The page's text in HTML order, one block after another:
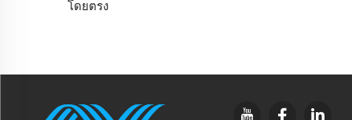
โดยตรง